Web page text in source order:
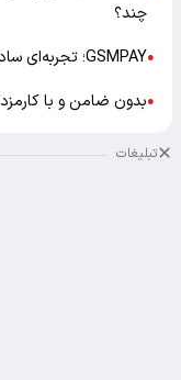
چند؟
●GSMPAY؛ تجربه‌ای ساده‌تر از خدمات مالی در مسیر دیجیتال
●بدون ضامن و با کارمزد 4 درصد وام 50 میلیونی بگیرید
تبلیغات